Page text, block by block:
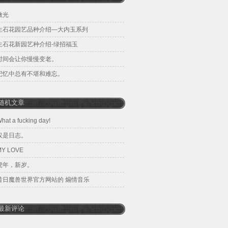
光
石花园艺品种介绍—大内玉系列
石花新园艺种介绍-绿招福玉
间会让你慢慢变老。
忆中总有不堪和难忘。
机文章
a fucking day!
是日志。
LOVE
年，新岁。
日魔兽世界官方网站的 煽情音乐
新评论